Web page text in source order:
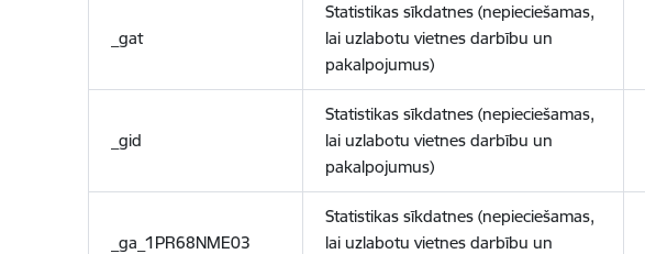
_gat
Statistikas sīkdatnes (nepieciešamas,
lai uzlabotu vietnes darbību un
pakalpojumus)
_gid
Statistikas sīkdatnes (nepieciešamas,
lai uzlabotu vietnes darbību un
pakalpojumus)
_ga_1PR68NME03
Statistikas sīkdatnes (nepieciešamas,
lai uzlabotu vietnes darbību un